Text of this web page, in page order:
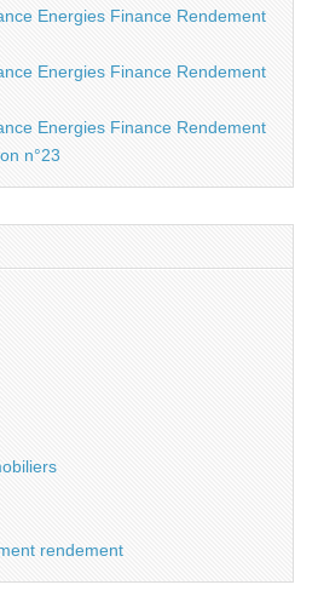
Energies Finance Rendement
Energies Finance Rendement
Energies Finance Rendement
n°23
rendement